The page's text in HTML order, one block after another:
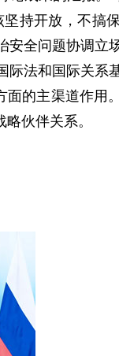
持开放，不搞
全问题协调立
法和国际关系
的主渠道作用
伙伴关系。